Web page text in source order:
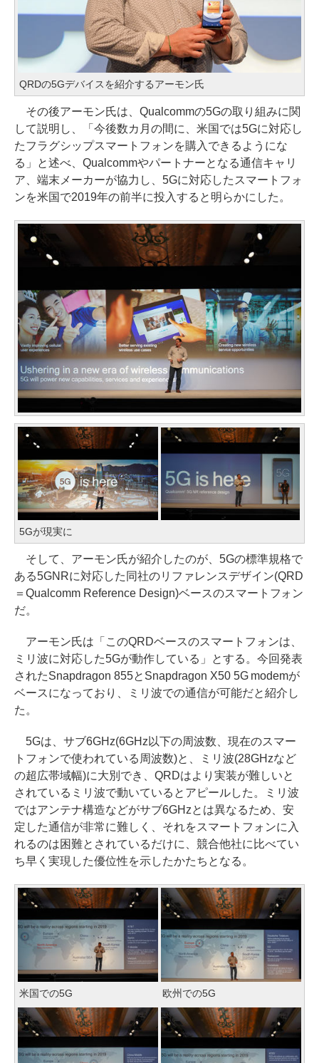
QRDの5Gデバイスを紹介するアーモン氏
その後アーモン氏は、Qualcommの5Gの取り組みに関
して説明し、「今後数カ月の間に、米国では5Gに対応し
たフラグシップスマートフォンを購入できるようにな
る」と述べ、Qualcommやパートナーとなる通信キャリ
ア、端末メーカーが協力し、5Gに対応したスマートフォ
ンを米国で2019年の前半に投入すると明らかにした。
5Gが現実に
そして、アーモン氏が紹介したのが、5Gの標準規格で
ある5GNRに対応した同社のリファレンスデザイン(QRD
＝Qualcomm Reference Design)ベースのスマートフォン
だ。
アーモン氏は「このQRDベースのスマートフォンは、
ミリ波に対応した5Gが動作している」とする。今回発表
されたSnapdragon 855とSnapdragon X50 5G modemが
ベースになっており、ミリ波での通信が可能だと紹介し
た。
5Gは、サブ6GHz(6GHz以下の周波数、現在のスマー
トフォンで使われている周波数)と、ミリ波(28GHzなど
の超広帯域幅)に大別でき、QRDはより実装が難しいと
されているミリ波で動いているとアピールした。ミリ波
ではアンテナ構造などがサブ6GHzとは異なるため、安
定した通信が非常に難しく、それをスマートフォンに入
れるのは困難とされているだけに、競合他社に比べてい
ち早く実現した優位性を示したかたちとなる。
米国での5G 欧州での5G